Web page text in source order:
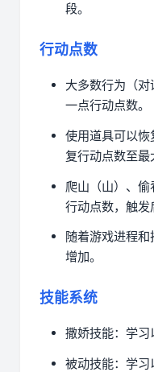
段。
行动点数
大多数行为（
一点行动点数。
使用道具可以
复行动点数至最
爬山（山）、
行动点数，触发
随着游戏进程
增加。
技能系统
撒娇技能：学习
被动技能：学习